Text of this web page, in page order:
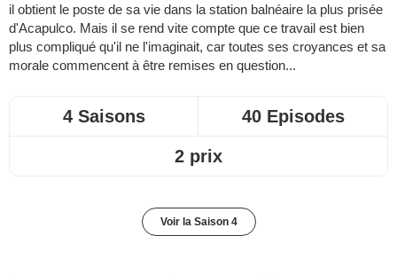
il obtient le poste de sa vie dans la station balnéaire la plus prisée
d'Acapulco. Mais il se rend vite compte que ce travail est bien
plus compliqué qu'il ne l'imaginait, car toutes ses croyances et sa
morale commencent à être remises en question...
4 Saisons 40 Episodes
2 prix
Voir la Saison 4